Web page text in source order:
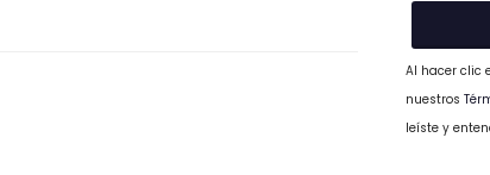
Al hacer clic
nuestros
leíste y